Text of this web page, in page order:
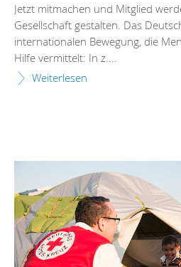
Jetzt mitmachen und Mitglied
Gesellschaft gestalten. Das
internationalen Bewegung, die
Hilfe vermittelt: In z....
Weiterlesen